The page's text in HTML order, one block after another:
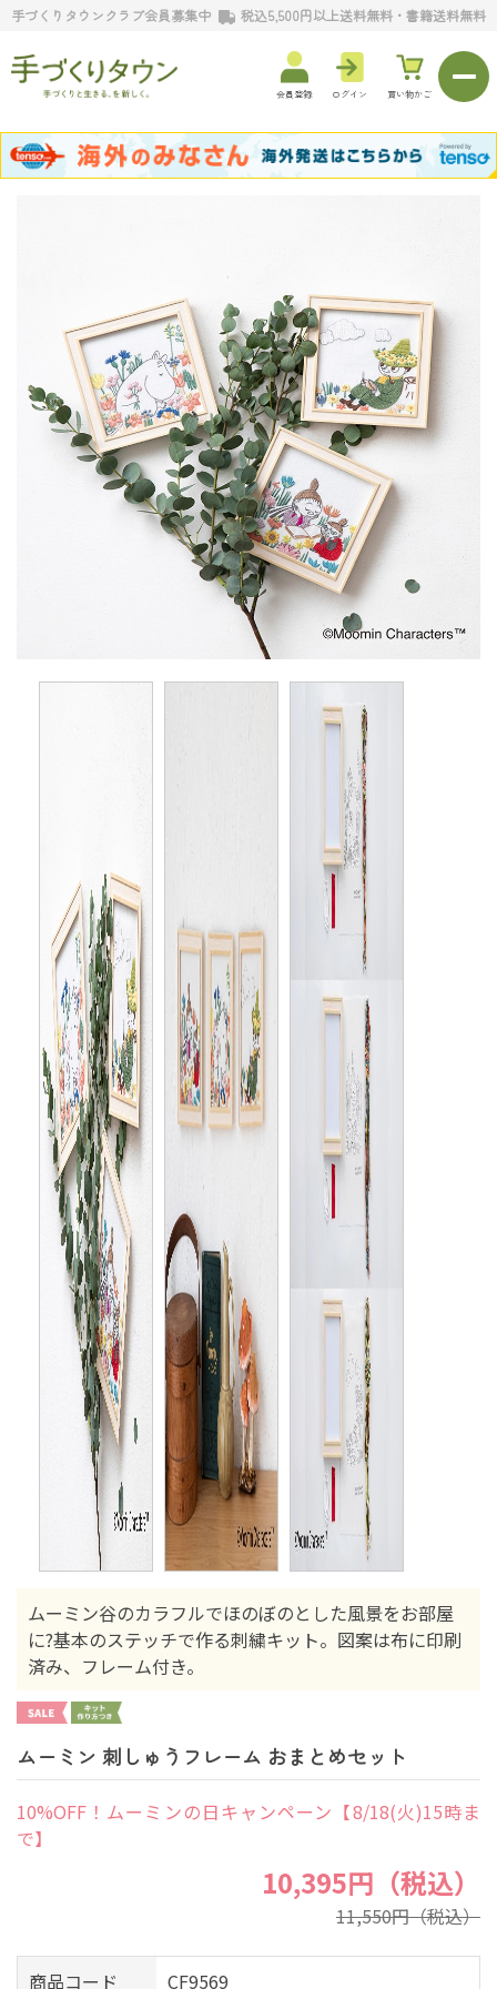
手づくりタウンクラブ会員募集中 税込5,500円以上送料無料・書籍送料無料
会員登録 ログイン 買い物かご
ムーミン谷のカラフルでほのぼのとした風景をお部屋
に?基本のステッチで作る刺繍キット。図案は布に印刷
済み、フレーム付き。
ムーミン 刺しゅうフレーム おまとめセット
10%OFF！ムーミンの日キャンペーン【8/18(火)15時ま
で】
10,395円（税込）
11,550円（税込）
商品コード CF9569